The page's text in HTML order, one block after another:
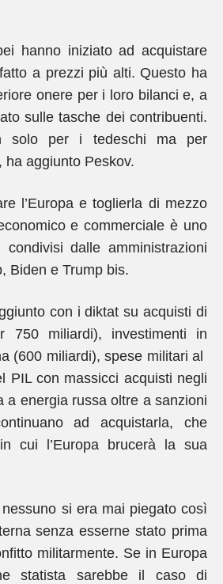
hanno iniziato ad acquistare
a prezzi più alti. Questo ha
onere per i loro bilanci e, a
sulle tasche dei contribuenti.
solo per i tedeschi ma per
ha aggiunto Peskov.
l’Europa e toglierla di mezzo
e commerciale è uno
dalle amministrazioni
Biden e Trump bis.
con i diktat su acquisti di
750 miliardi), investimenti in
(600 miliardi), spese militari al
PIL con massicci acquisti negli
a energia russa oltre a sanzioni
ad acquistarla, che
cui l’Europa brucerà la sua
si era mai piegato così
senza esserne stato prima
militarmente. Se in Europa
statista sarebbe il caso di